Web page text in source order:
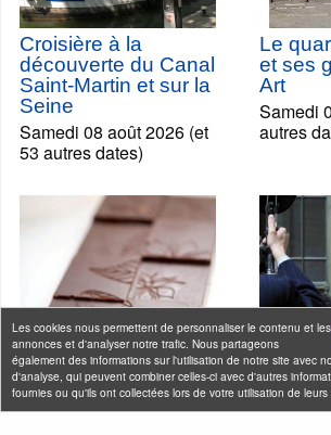
Les cookies nous permettent de personnaliser le contenu et les
annonces et d'analyser notre trafic. Nous partageons
également des informations sur l'utilisation de notre site avec
d'analyse, qui peuvent combiner celles-ci avec d'autres
fournies ou qu'ils ont collectées lors de votre utilisation de leurs
Croisière à la
découverte du Canal
Saint-Martin et sur la
Seine
Samedi 08 août 2026 (et
53 autres dates)
Le
et ses
Art
Samedi
autres
Atelier fabrication de